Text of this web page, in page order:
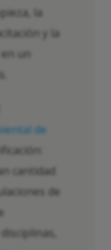
la
y la
un
de
cantidad
de